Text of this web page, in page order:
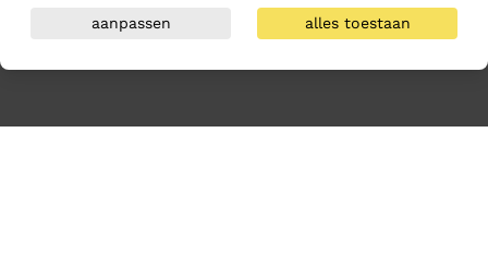
aanpassen alles toestaan